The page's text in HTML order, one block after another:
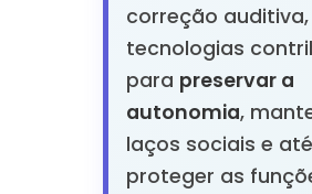
correção
tecnologias
para preservar a
autonomia,
laços sociais e até
proteger as